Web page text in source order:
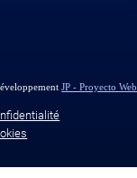
JP - Proyecto Web